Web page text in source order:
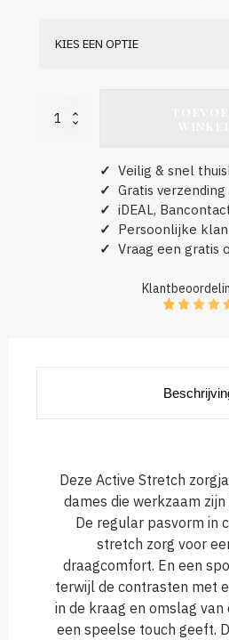
Nowtex
Julia
✓ Veilig & snel
✓ Gratis
✓ iDEAL,
✓ Persoonlijke
✓ Vraag een gratis
Deze Active Stretch
dames die werkzaam
De regular pasvorm in
stretch zorg voor
draagcomfort. En een
terwijl de contrasten met
in de kraag en omslag van
een speelse touch geeft.